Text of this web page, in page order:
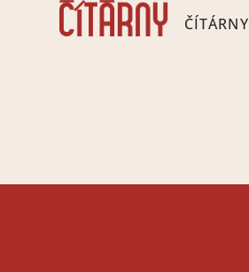
ČÍTÁRNY